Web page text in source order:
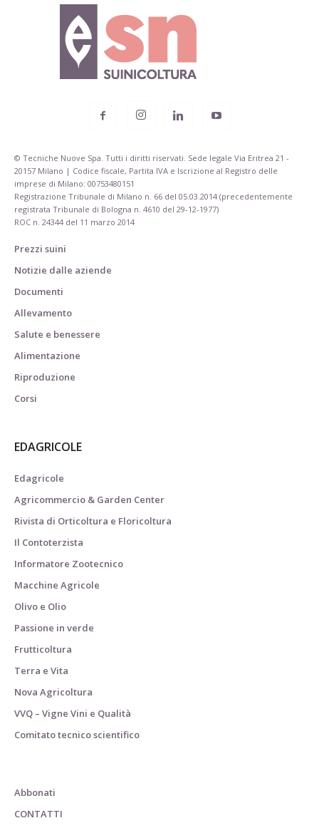
© Tecniche Nuove Spa. Tutti i diritti riservati. Sede legale Via Eritrea 21 -
20157 Milano | Codice fiscale, Partita IVA e Iscrizione al Registro delle
imprese di Milano: 00753480151
Registrazione Tribunale di Milano n. 66 del 05.03.2014 (precedentemente
registrata Tribunale di Bologna n. 4610 del 29-12-1977)
ROC n. 24344 del 11 marzo 2014
Prezzi suini
Notizie dalle aziende
Documenti
Allevamento
Salute e benessere
Alimentazione
Riproduzione
Corsi
EDAGRICOLE
Edagricole
Agricommercio & Garden Center
Rivista di Orticoltura e Floricoltura
Il Contoterzista
Informatore Zootecnico
Macchine Agricole
Olivo e Olio
Passione in verde
Frutticoltura
Terra e Vita
Nova Agricoltura
VVQ – Vigne Vini e Qualità
Comitato tecnico scientifico
Abbonati
CONTATTI